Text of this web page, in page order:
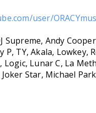
user/
Supreme, Andy
P, TY, Akala, Lowkey,
Logic, Lunar C, La
Star, Michael